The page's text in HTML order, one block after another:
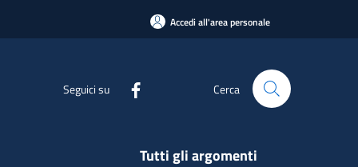
Accedi all'area personale
Seguici su Cerca
Tutti gli argomenti